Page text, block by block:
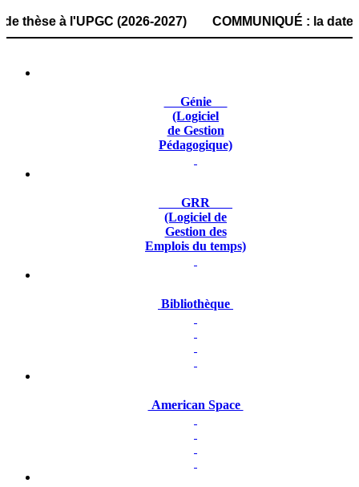
à l'UPGC (2026-2027) COMMUNIQUÉ : la date
Génie
(Logiciel
de Gestion
Pédagogique)
GRR
(Logiciel de
Gestion des
Emplois du temps)
Bibliothèque
American Space